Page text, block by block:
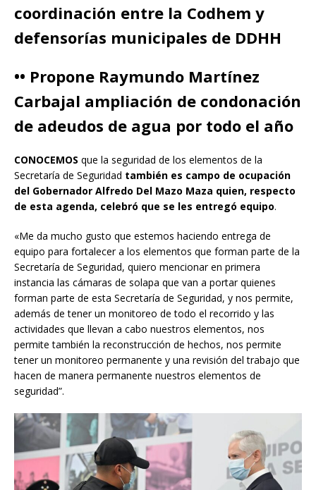
coordinación entre la Codhem y
defensorías municipales de DDHH
•• Propone Raymundo Martínez
Carbajal ampliación de condonación
de adeudos de agua por todo el año
CONOCEMOS que la seguridad de los elementos de la
Secretaría de Seguridad también es campo de ocupación
del Gobernador Alfredo Del Mazo Maza quien, respecto
de esta agenda, celebró que se les entregó equipo.
«Me da mucho gusto que estemos haciendo entrega de
equipo para fortalecer a los elementos que forman parte de la
Secretaría de Seguridad, quiero mencionar en primera
instancia las cámaras de solapa que van a portar quienes
forman parte de esta Secretaría de Seguridad, y nos permite,
además de tener un monitoreo de todo el recorrido y las
actividades que llevan a cabo nuestros elementos, nos
permite también la reconstrucción de hechos, nos permite
tener un monitoreo permanente y una revisión del trabajo que
hacen de manera permanente nuestros elementos de
seguridad”.